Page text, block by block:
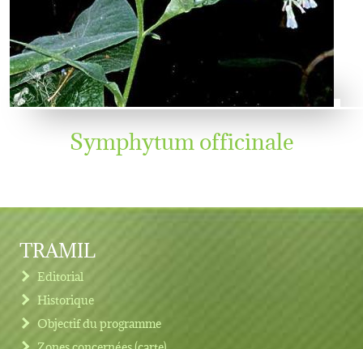
Symphytum officinale
TRAMIL
Editorial
Historique
Objectif du programme